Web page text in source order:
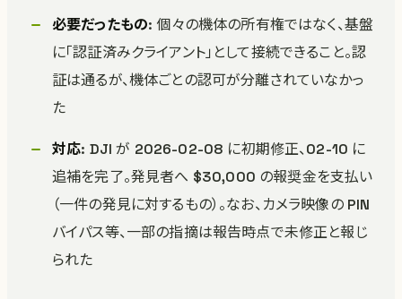
必要だったもの: 個々の機体の所有権ではなく、基盤
に「認証済みクライアント」として接続できること。認
証は通るが、機体ごとの認可が分離されていなかっ
た
対応: DJI が 2026-02-08 に初期修正、02-10 に
追補を完了。発見者へ $30,000 の報奨金を支払い
（一件の発見に対するもの）。なお、カメラ映像の PIN
バイパス等、一部の指摘は報告時点で未修正と報じ
られた